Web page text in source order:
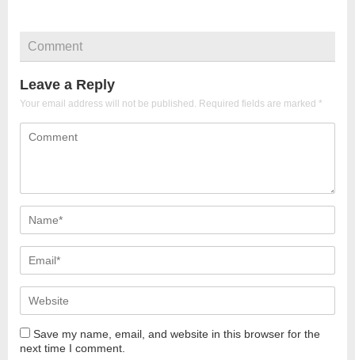
Comment
Leave a Reply
Your email address will not be published. Required fields are marked *
Save my name, email, and website in this browser for the
next time I comment.